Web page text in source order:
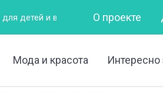
Горизонтально – это как?
О проекте
Мода и красота Интересно